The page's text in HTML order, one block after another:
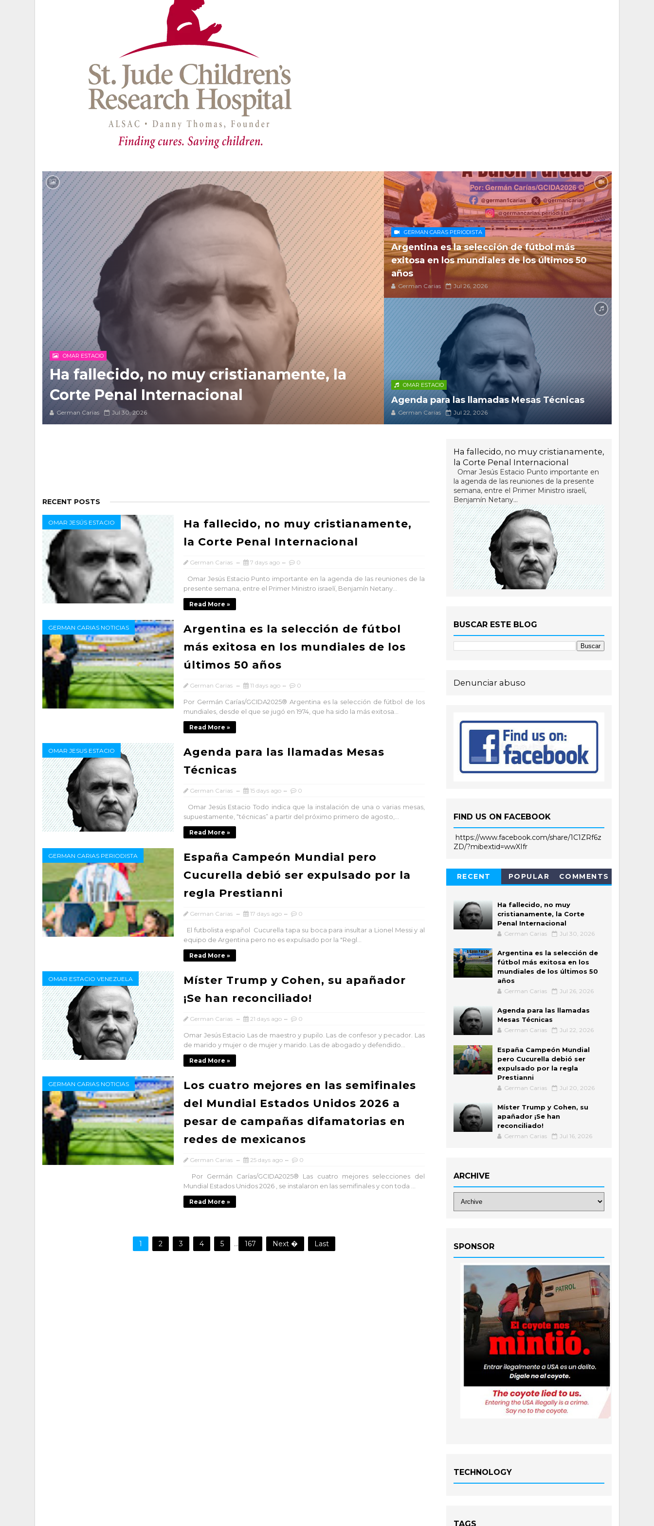
OMAR ESTACIO
Ha fallecido, no muy cristianamente, la
Corte Penal Internacional
German Carias Jul 30, 2026
GERMAN CARAS PERIODISTA
Argentina es la selección de fútbol más
exitosa en los mundiales de los últimos 50
años
German Carias Jul 26, 2026
OMAR ESTACIO
Agenda para las llamadas Mesas Técnicas
German Carias Jul 22, 2026
RECENT POSTS
OMAR JESÚS ESTACIO
Ha fallecido, no muy cristianamente,
la Corte Penal Internacional
German Carias 7 days ago 0
Omar Jesús Estacio Punto importante en la agenda de las reuniones de la
presente semana, entre el Primer Ministro israelí, Benjamín Netany...
Read More »
GERMAN CARIAS NOTICIAS
Argentina es la selección de fútbol
más exitosa en los mundiales de los
últimos 50 años
German Carias 11 days ago 0
Por Germán Carías/GCIDA2025® Argentina es la selección de fútbol de los
mundiales, desde el que se jugó en 1974, que ha sido la más exitosa...
Read More »
OMAR JESUS ESTACIO
Agenda para las llamadas Mesas
Técnicas
German Carias 15 days ago 0
Omar Jesús Estacio Todo indica que la instalación de una o varias mesas,
supuestamente, “técnicas” a partir del próximo primero de agosto,...
Read More »
GERMAN CARIAS PERIODISTA
España Campeón Mundial pero
Cucurella debió ser expulsado por la
regla Prestianni
German Carias 17 days ago 0
El futbolista español Cucurella tapa su boca para insultar a Lionel Messi y al
equipo de Argentina pero no es expulsado por la "Regl...
Read More »
OMAR ESTACIO VENEZUELA
Míster Trump y Cohen, su apañador
¡Se han reconciliado!
German Carias 21 days ago 0
Omar Jesús Estacio Las de maestro y pupilo. Las de confesor y pecador. Las
de marido y mujer o de mujer y marido. Las de abogado y defendido...
Read More »
GERMAN CARIAS NOTICIAS
Los cuatro mejores en las semifinales
del Mundial Estados Unidos 2026 a
pesar de campañas difamatorias en
redes de mexicanos
German Carias 25 days ago 0
Por Germán Carías/GCIDA2025® Las cuatro mejores selecciones del
Mundial Estados Unidos 2026 , se instalaron en las semifinales y con toda ...
Read More »
1 2 3 4 5 ... 167 Next � Last
Ha fallecido, no muy cristianamente,
la Corte Penal Internacional
Omar Jesús Estacio Punto importante en
la agenda de las reuniones de la presente
semana, entre el Primer Ministro israelí,
Benjamín Netany...
BUSCAR ESTE BLOG
Denunciar abuso
FIND US ON FACEBOOK
https://www.facebook.com/share/1C1ZRf6z
ZD/?mibextid=wwXIfr
RECENT POPULAR COMMENTS
Ha fallecido, no muy
cristianamente, la Corte
Penal Internacional
German Carias Jul 30, 2026
Argentina es la selección de
fútbol más exitosa en los
mundiales de los últimos 50
años
German Carias Jul 26, 2026
Agenda para las llamadas
Mesas Técnicas
German Carias Jul 22, 2026
España Campeón Mundial
pero Cucurella debió ser
expulsado por la regla
Prestianni
German Carias Jul 20, 2026
Míster Trump y Cohen, su
apañador ¡Se han
reconciliado!
German Carias Jul 16, 2026
ARCHIVE
SPONSOR
TECHNOLOGY
TAGS